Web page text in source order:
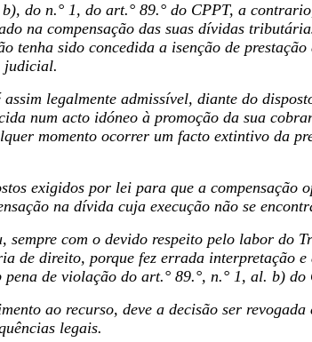
do n.° 1, do art.° 89.° do CPPT, a
na compensação das suas dívidas
tenha sido concedida a isenção de
judicial.
legalmente admissível, diante do
num acto idóneo à promoção da sua
momento ocorrer um facto extintivo da
exigidos por lei para que a compensação
na dívida cuja execução não se
com o devido respeito pelo labor do
de direito, porque fez errada interpretação
de violação do art.° 89.°, n.° 1, al. b) do
ao recurso, deve a decisão ser
legais.